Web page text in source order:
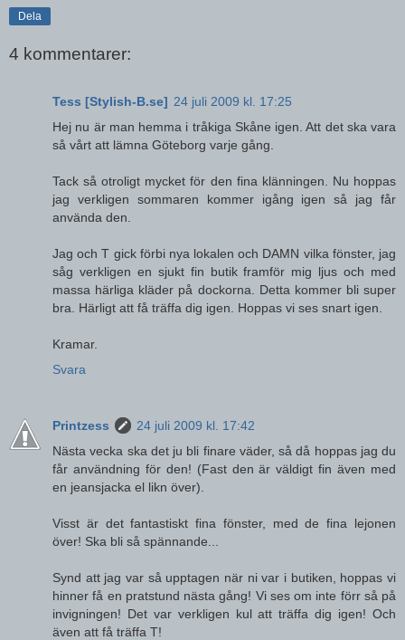
Dela
4 kommentarer:
Tess [Stylish-B.se] 24 juli 2009 kl. 17:25
Hej nu är man hemma i tråkiga Skåne igen. Att det ska vara
så vårt att lämna Göteborg varje gång.
Tack så otroligt mycket för den fina klänningen. Nu hoppas
jag verkligen sommaren kommer igång igen så jag får
använda den.
Jag och T gick förbi nya lokalen och DAMN vilka fönster, jag
såg verkligen en sjukt fin butik framför mig ljus och med
massa härliga kläder på dockorna. Detta kommer bli super
bra. Härligt att få träffa dig igen. Hoppas vi ses snart igen.
Kramar.
Svara
Printzess
24 juli 2009 kl. 17:42
Nästa vecka ska det ju bli finare väder, så då hoppas jag du
får användning för den! (Fast den är väldigt fin även med
en jeansjacka el likn över).
Visst är det fantastiskt fina fönster, med de fina lejonen
över! Ska bli så spännande...
Synd att jag var så upptagen när ni var i butiken, hoppas vi
hinner få en pratstund nästa gång! Vi ses om inte förr så på
invigningen! Det var verkligen kul att träffa dig igen! Och
även att få träffa T!